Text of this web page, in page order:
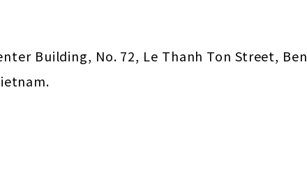
Building, No. 72, Le Thanh Ton Street, Ben